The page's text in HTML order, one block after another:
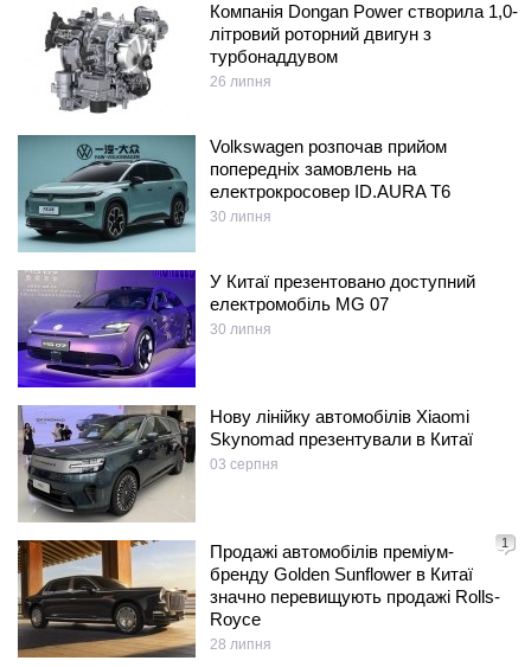
Компанія Dongan Power створила 1,0-
літровий роторний двигун з
турбонаддувом
26 липня
Volkswagen розпочав прийом
попередніх замовлень на
електрокросовер ID.AURA T6
30 липня
У Китаї презентовано доступний
електромобіль MG 07
30 липня
Нову лінійку автомобілів Xiaomi
Skynomad презентували в Китаї
03 серпня
1
Продажі автомобілів преміум-
бренду Golden Sunflower в Китаї
значно перевищують продажі Rolls-
Royce
28 липня